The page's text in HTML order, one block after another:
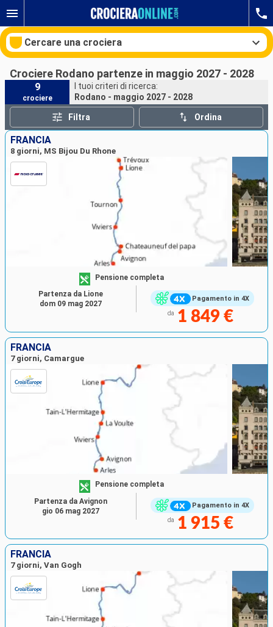
Cercare una crociera
Le nostre destinazioni
Mesi di partenza
Porti Compagnie
Crociere Rodano partenze in maggio 2027 - 2028
9
crociere
I tuoi criteri di ricerca:
Rodano - maggio 2027 - 2028
Filtra Ordina
FRANCIA
8 giorni, MS Bijou Du Rhone
Pagamento in 4X
Pensione completa
da 1 849 €
Partenza da Lione
dom 09 mag 2027
FRANCIA
7 giorni, Camargue
Pagamento in 4X
Pensione completa
da 1 915 €
Partenza da Avignon
gio 06 mag 2027
FRANCIA
7 giorni, Van Gogh